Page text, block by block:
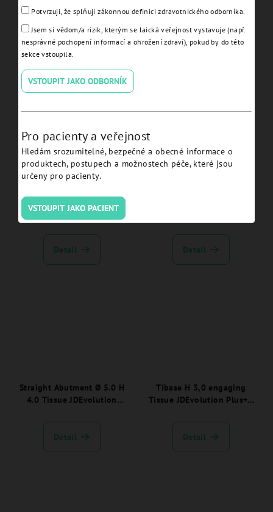
Conical Abutment Tissue
Angulated 17° H 3.5
JDEvolution Plus -
EVCA1735TSC:
Detail
Healing Abutment Ø 5.0 H
6.0 Tissue JDEvolution
Plus+ - EVHA56TS:
Conical Straight H 4 Tissue
JDEvolution Plus+ -
EVNCA40TSC:
Detail
JDEvolution Plus+ -
EVTANETSC:
Detail
Straight Abutment Ø 5.0 H
4.0 Tissue JDEvolution
Detail
Tibase H 3,0 engaging
Tissue JDEvolution Plus+ -
Detail
Potvrzuji, že splňuji zákonnou definici zdravotnického odborníka.
Jsem si vědom/a rizik, kterým se laická veřejnost vystavuje (např.
nesprávné pochopení informací a ohrožení zdraví), pokud by do této
sekce vstoupila.
VSTOUPIT JAKO ODBORNÍK
Pro pacienty a veřejnost
Hledám srozumitelné, bezpečné a obecné informace o
produktech, postupech a možnostech péče, které jsou
určeny pro pacienty.
VSTOUPIT JAKO PACIENT